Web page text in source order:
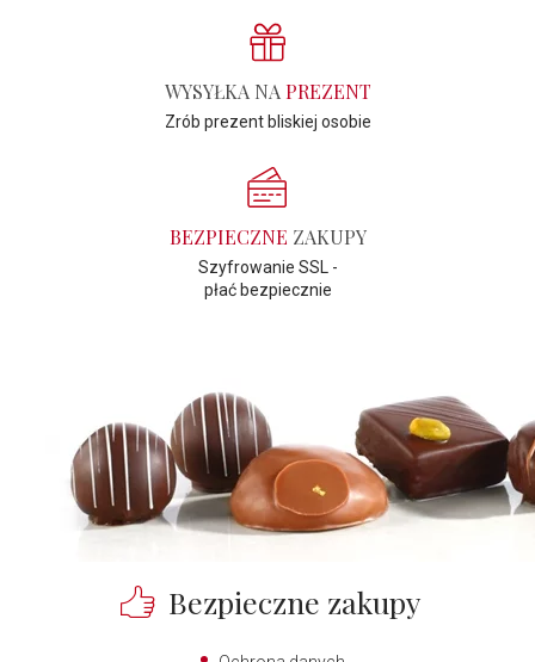
WYSYŁKA NA PREZENT
Zrób prezent bliskiej osobie
BEZPIECZNE ZAKUPY
Szyfrowanie SSL -
płać bezpiecznie
Bezpieczne zakupy